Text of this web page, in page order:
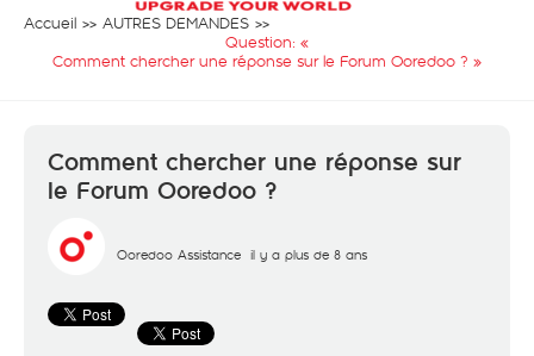
Accueil
AUTRES DEMANDES
Question: «
Comment chercher une réponse sur le Forum Ooredoo ? »
Comment chercher une réponse sur
le Forum Ooredoo ?
Ooredoo Assistance il y a plus de 8 ans